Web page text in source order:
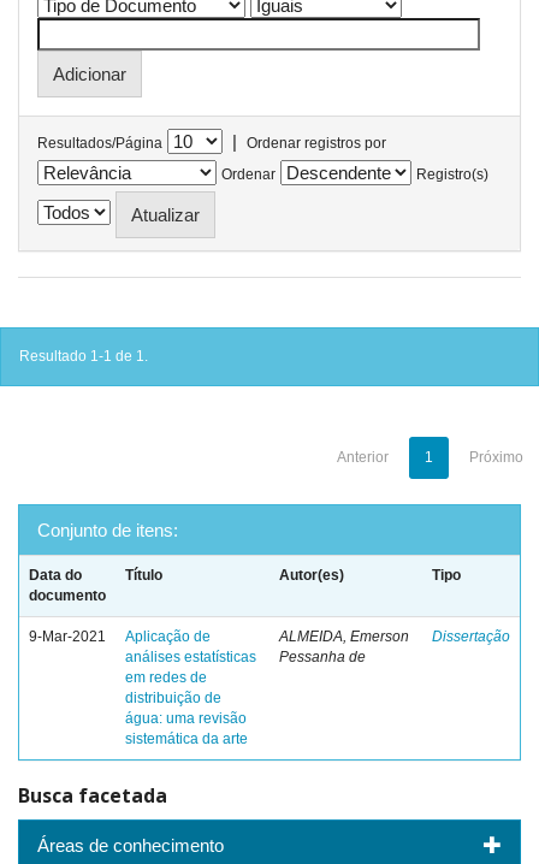
Resultados/Página |
Ordenar registros por
Ordenar
Registro(s)
Resultado 1-1 de 1.
Anterior 1 Próximo
Conjunto de itens:
Data do
documento
Título Autor(es) Tipo
9-Mar-2021
Aplicação de
análises estatísticas
em redes de
distribuição de
água: uma revisão
sistemática da arte
ALMEIDA, Emerson
Pessanha de
Dissertação
Busca facetada
Áreas de conhecimento